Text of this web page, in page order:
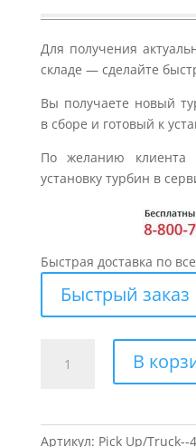
Для получения
складе — сделайте
Вы получаете новый
в сборе и готовый к
По желанию клиента
установку турбин в
Быстрая доставка по
Быстрый заказ
товара
В
Артикул: Pick Up/Truck--